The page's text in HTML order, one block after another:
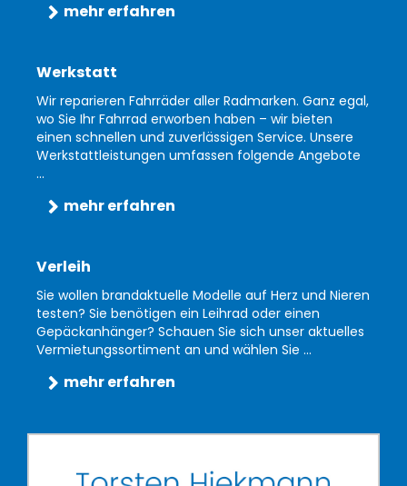
mehr erfahren
Werkstatt
Wir reparieren Fahrräder aller Radmarken. Ganz egal,
wo Sie Ihr Fahrrad erworben haben – wir bieten
einen schnellen und zuverlässigen Service. Unsere
Werkstattleistungen umfassen folgende Angebote
...
mehr erfahren
Verleih
Sie wollen brandaktuelle Modelle auf Herz und Nieren
testen? Sie benötigen ein Leihrad oder einen
Gepäckanhänger? Schauen Sie sich unser aktuelles
Vermietungssortiment an und wählen Sie ...
mehr erfahren